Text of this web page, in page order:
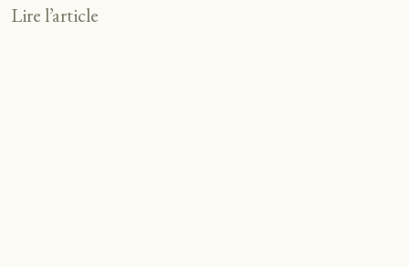
Lire l’article